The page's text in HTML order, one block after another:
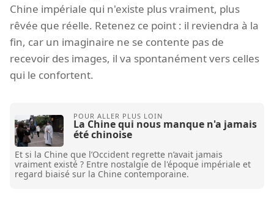
Chine impériale qui n'existe plus vraiment, plus
rêvée que réelle. Retenez ce point : il reviendra à la
fin, car un imaginaire ne se contente pas de
recevoir des images, il va spontanément vers celles
qui le confortent.
La Chine qui nous manque n'a jamais
été chinoise
Et si la Chine que l’Occident regrette n’avait jamais
vraiment existé ? Entre nostalgie de l'époque impériale et
regard biaisé sur la Chine contemporaine.